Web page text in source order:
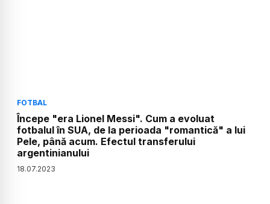
FOTBAL
Începe "era Lionel Messi". Cum a evoluat
fotbalul în SUA, de la perioada "romantică" a lui
Pele, până acum. Efectul transferului
argentinianului
18.07.2023